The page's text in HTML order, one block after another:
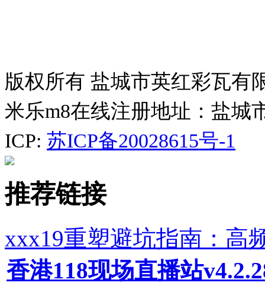
版权所有 盐城市英红彩瓦有
米乐m8在线注册地址：盐城
ICP: 苏ICP备20028615号-1
推荐链接
xxx19重塑避坑指南：高
香港118现场直播站